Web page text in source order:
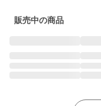
販売中の商品